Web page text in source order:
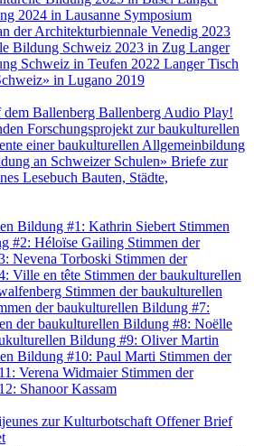
2024 in Lausanne Symposium
der Architekturbiennale Venedig 2023
Bildung Schweiz 2023 in Zug Langer
Schweiz in Teufen 2022 Langer Tisch
in Lugano 2019
dem Ballenberg Ballenberg Audio Play!
Forschungsprojekt zur baukulturellen
einer baukulturellen Allgemeinbildung
an Schweizer Schulen» Briefe zur
Lesebuch Bauten, Städte,
Bildung #1: Kathrin Siebert Stimmen
#2: Héloïse Gailing Stimmen der
Nevena Torboski Stimmen der
Ville en tête Stimmen der baukulturellen
Stimmen der baukulturellen
der baukulturellen Bildung #7:
der baukulturellen Bildung #8: Noëlle
Bildung #9: Oliver Martin
Bildung #10: Paul Marti Stimmen der
Verena Widmaier Stimmen der
Shanoor Kassam
zur Kulturbotschaft Offener Brief